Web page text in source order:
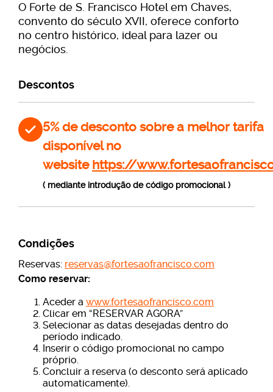
O Forte de S. Francisco Hotel em Chaves,
convento do século XVII, oferece conforto
no centro histórico, ideal para lazer ou
negócios.
Descontos
5% de desconto sobre a melhor tarifa
disponível no
website https://
( mediante introdução de código promocional )
Condições
Reservas: reservas@fortesaofrancisco.com
Como reservar:
Aceder a www.fortesaofrancisco.com
Clicar em “RESERVAR AGORA”
Selecionar as datas desejadas dentro do
período indicado.
Inserir o código promocional no campo
próprio.
Concluir a reserva (o desconto será aplicado
automaticamente).